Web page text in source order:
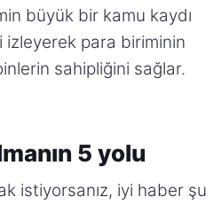
büyük bir kamu kaydı
izleyerek para biriminin
sahipliğini sağlar.
5 yolu
istiyorsanız, iyi haber şu